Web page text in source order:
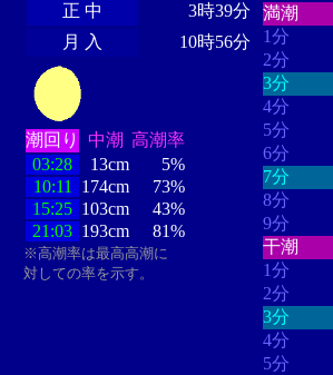
正 中
3時39分
月 入
10時56分
潮回り 中潮 高潮率
03:28
13cm
5%
10:11
174cm
73%
15:25 103cm
43%
21:03 193cm 81%
※高潮率は最高高潮に
対しての率を示す。
満潮
1分
2分
3分
4分
5分
6分
7分
8分
9分
干潮
1分
2分
3分
4分
5分